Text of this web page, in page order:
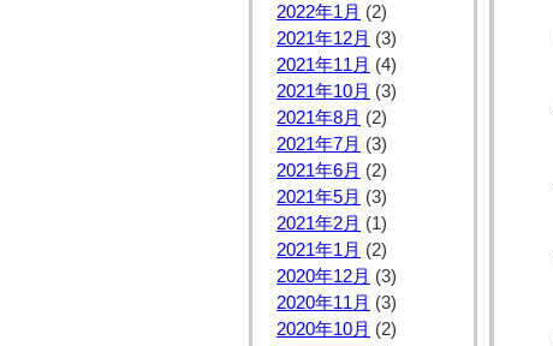
2022年1月 (2)
2021年12月 (3)
2021年11月 (4)
2021年10月 (3)
2021年8月 (2)
2021年7月 (3)
2021年6月 (2)
2021年5月 (3)
2021年2月 (1)
2021年1月 (2)
2020年12月 (3)
2020年11月 (3)
2020年10月 (2)